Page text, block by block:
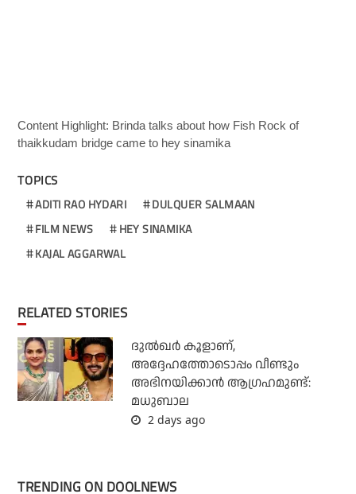
Content Highlight: Brinda talks about how Fish Rock of
thaikkudam bridge came to hey sinamika
TOPICS
ADITI RAO HYDARI
DULQUER SALMAAN
FILM NEWS
HEY SINAMIKA
KAJAL AGGARWAL
RELATED STORIES
ദുല്‍ഖര്‍ കൂളാണ്,
അദ്ദേഹത്തോടൊപ്പം വീണ്ടും
അഭിനയിക്കാന്‍ ആഗ്രഹമുണ്ട്:
മധുബാല
2 days ago
TRENDING ON DOOLNEWS